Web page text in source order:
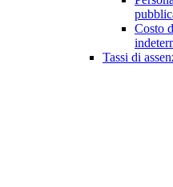
Costo
Tassi di